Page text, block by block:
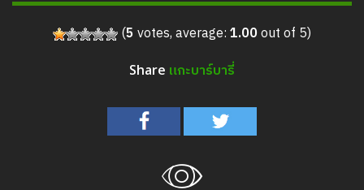
(5 votes, average:1.00out of 5)
Share แกะบาร์บารี่